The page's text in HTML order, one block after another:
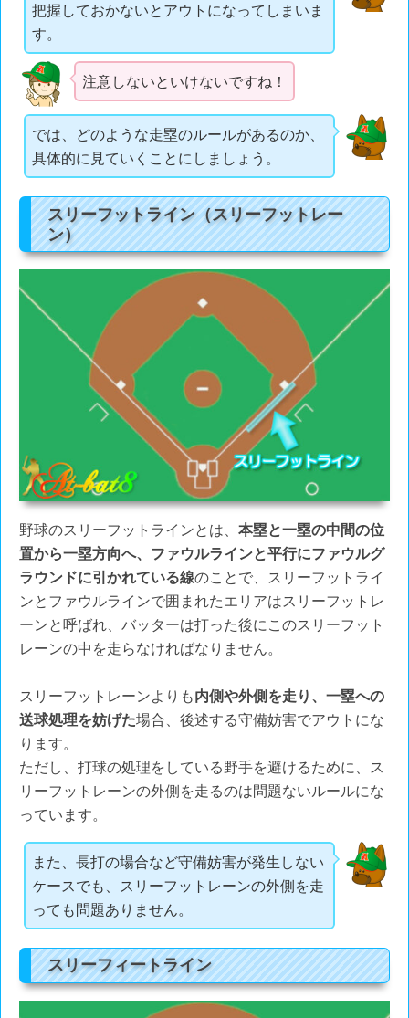
把握しておかないとアウトになってしまいま
す。
注意しないといけないですね！
では、どのような走塁のルールがあるのか、
具体的に見ていくことにしましょう。
スリーフットライン（スリーフットレー
ン）
野球のスリーフットラインとは、 本塁と一塁の中間の位
置から一塁方向へ、ファウルラインと平行にファウルグ
ラウンドに引かれている線のことで、スリーフットライ
ンとファウルラインで囲まれたエリアはスリーフットレ
ーンと呼ばれ、バッターは打った後にこのスリーフット
レーンの中を走らなければなりません。
スリーフットレーンよりも内側や外側を走り、一塁への
送球処理を妨げた場合、後述する守備妨害でアウトにな
ります。
ただし、打球の処理をしている野手を避けるために、ス
リーフットレーンの外側を走るのは問題ないルールにな
っています。
また、長打の場合など守備妨害が発生しない
ケースでも、スリーフットレーンの外側を走
っても問題ありません。
スリーフィートライン